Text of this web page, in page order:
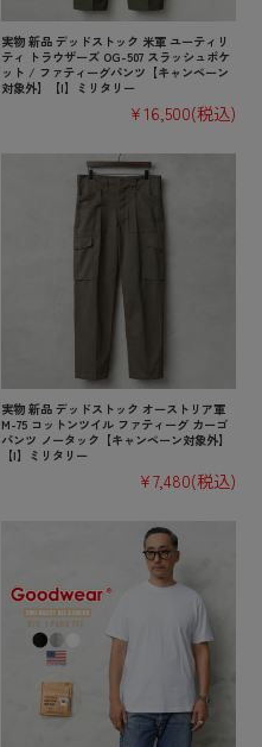
実物 新品 デッドストック 米軍 ユーティリ
ティ トラウザーズ OG-507 スラッシュポケ
ット / ファティーグパンツ【キャンペーン
対象外】【I】ミリタリー
¥16,500(税込)
実物 新品 デッドストック オーストリア軍
M-75 コットンツイル ファティーグ カーゴ
パンツ ノータック【キャンペーン対象外】
【I】ミリタリー
¥7,480(税込)